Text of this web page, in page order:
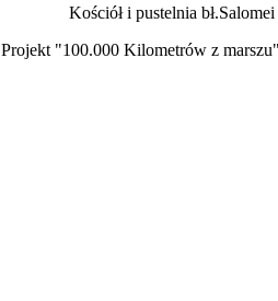
Kościół i pustelnia
Projekt "100.000 Kilometrów z marszu"